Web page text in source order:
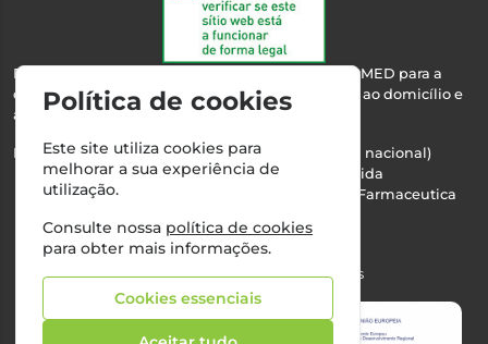
Esta farmácia encontra-se autorizada pelo INFARMED para a
dispensa de medicamentos e produtos de saúde ao domicílio e
através da internet.
Nº Infarmed: 21 798 7100 (chamada para rede fixa nacional)
Direção Técnica:Maria Teresa Almeida
NIPC:510103669 | Teresa Almeida - Sociedade Farmaceutica
Alvará nº:2994
©2026 Todos os direitos reservados
Política de cookies
Este site utiliza cookies para
melhorar a sua experiência de
utilização.
Consulte nossa política de cookies
para obter mais informações.
Cookies essenciais